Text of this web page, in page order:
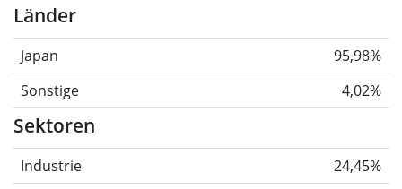
Länder
Japan
95,98%
Sonstige
4,02%
Sektoren
Industrie
24,45%